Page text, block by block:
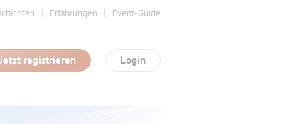
Erfahrungen Event-Guide
Login
Jetzt registrieren